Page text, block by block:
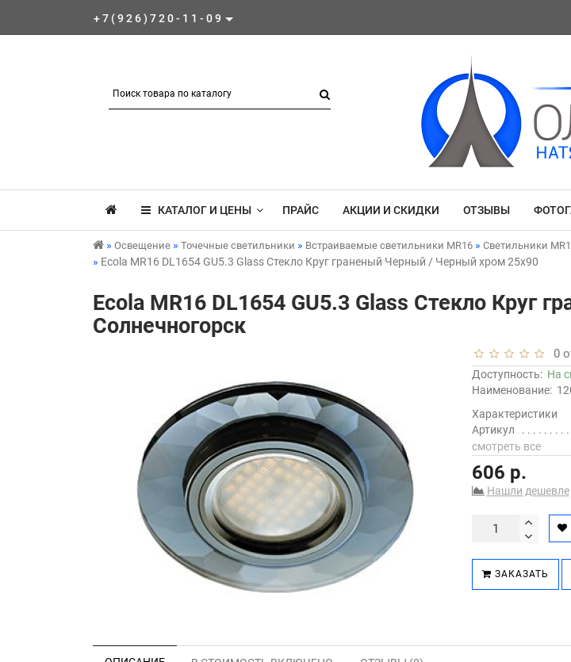
+7(926)720-11-09
КАТАЛОГ И ЦЕНЫ ПРАЙС АКЦИИ И СКИДКИ ОТЗЫВЫ
Освещение Точечные светильники Встраиваемые светильники MR16 Светильники
Ecola MR16 DL1654 GU5.3 Glass Стекло Круг граненый Черный / Черный хром 25x90
Ecola MR16 DL1654 GU5.3 Glass Стекло Круг
Солнечногорск
0
Доступность: На
Наименование:
Характеристики
Артикул
смотреть все
606 р.
Нашли дешевле
ЗАКАЗАТЬ